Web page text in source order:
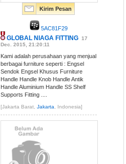
Kirim Pesan
5AC81F29
GLOBAL NIAGA FITTING 17
Dec. 2015, 21:20:11
Kami adalah perusahaan yang menjual
berbagai furniture seperti : Engsel
Sendok Engsel Khusus Furniture
Handle Handle Knob Handle Antik
Handle Aluminium Handle SS Shelf
Supports Fitting ....
[Jakarta Barat,Jakarta , Indonesia]